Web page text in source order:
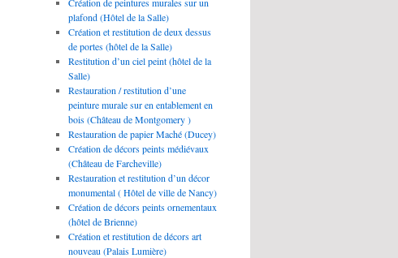
plafond (Hôtel de la Salle)
Création et restitution de deux dessus
de portes (hôtel de la Salle)
Restitution d’un ciel peint (hôtel de la
Salle)
Restauration / restitution d’une
peinture murale sur en entablement en
bois (Château de Montgomery )
Restauration de papier Maché (Ducey)
Création de décors peints médiévaux
(Château de Farcheville)
Restauration et restitution d’un décor
monumental ( Hôtel de ville de Nancy)
Création de décors peints ornementaux
(hôtel de Brienne)
Création et restitution de décors art
nouveau (Palais Lumière)